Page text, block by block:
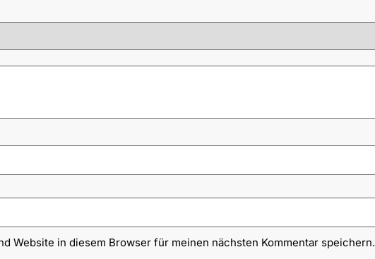
Website in diesem Browser für meinen nächsten Kommentar speichern.